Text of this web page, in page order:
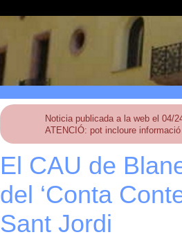
Noticia publicada a la web el 04/
ATENCIÓ: pot incloure
El CAU de
del ‘Conta
Sant Jordi